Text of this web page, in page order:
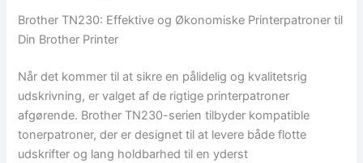
Brother TN230: Effektive og Økonomiske Printerpatroner til
Din Brother Printer
Når det kommer til at sikre en pålidelig og kvalitetsrig
udskrivning, er valget af de rigtige printerpatroner
afgørende. Brother TN230-serien tilbyder kompatible
tonerpatroner, der er designet til at levere både flotte
udskrifter og lang holdbarhed til en yderst